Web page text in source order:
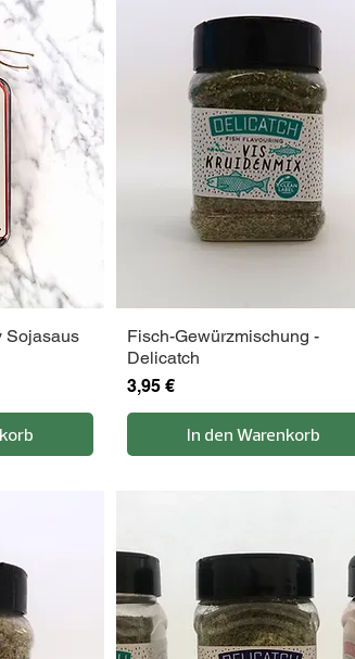
Sojasaus
Fisch-Gewürzmischung -
Delicatch
Preis
3,95 €
In den Warenkorb